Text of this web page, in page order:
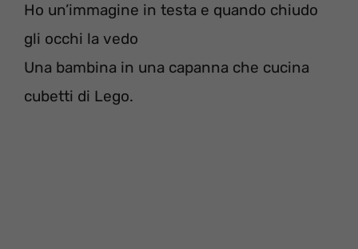
Ho un’immagine in testa e quando chiudo
gli occhi la vedo
Una bambina in una capanna che cucina
cubetti di Lego.